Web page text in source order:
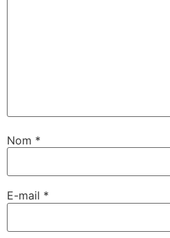
Nom *
E-mail *